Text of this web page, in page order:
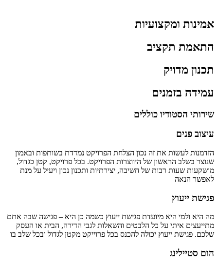
אמינות ומקצועיות
התאמת תקציב
תכנון מדויק
עמידה בזמנים
שירותי הסטודיו כוללים
עיצוב פנים
הזדמנות לעשות את זה נכון הצלחת הפרויקט נמדדת בשותפות ובאמון
שנוצר בשלב הראשון של היווצרות הפרויקט. בכל פרויקט, קטן כגדול,
מושקעות שעות רבות של חשיבה, יצירתיות ותכנון נכון ויעיל על מנת
לאפשר הנאה
פגישת ייעוץ
מה היא ולמי היא מיועדת פגישת ייעוץ כשמה כן היא – פגישה שבה אתם
מתייעצים איתי על כל הלבטים והשאלות לגבי הדירה, הבית או העסק
שלכם. פגישת ייעוץ יכולה להכנס בכל פרוייקט מקטן לגדול ובכל שלב בו
הום סטיילינג